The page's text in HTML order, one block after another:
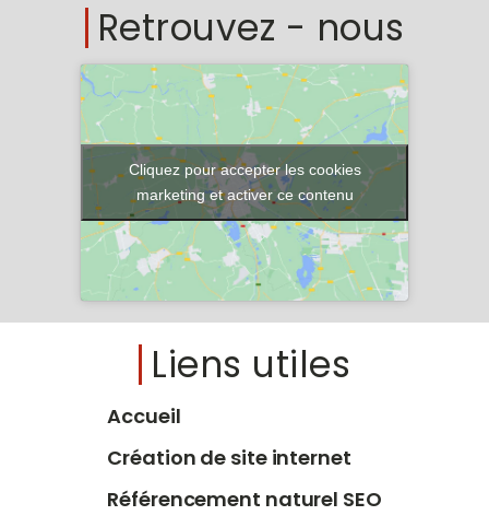
Retrouvez - nous
Cliquez pour accepter les cookies
marketing et activer ce contenu
Liens utiles
Accueil
Création de site internet
Référencement naturel SEO